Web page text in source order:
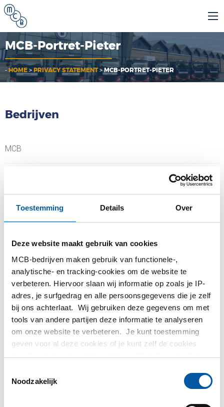
Toestemming Details Over
Deze website maakt gebruik van cookies
MCB-bedrijven maken gebruik van functionele-,
analytische- en tracking-cookies om de website te
verbeteren. Hiervoor slaan wij informatie op zoals je IP-
adres, je surfgedrag en alle persoonsgegevens die je zelf
bij ons achterlaat. Wij gebruiken deze gegevens om met
tools van andere partijen deze informatie te analyseren
om onze website te verbeteren. Je kunt toestemming
geven voor al deze cookies of je kunt zelf de cookies
instellen als je niet wilt dat wij bepaalde informatie delen.
partijen waarmee wij samenwerken vind je in ons
Noodzakelijk
MCB-Portret-Pieter
-HOME> PRIVACY STATEMENT>MCB-PORTRET-PIETER
Bedrijven
MCB
MCB Direct
Testas
TS Métaux